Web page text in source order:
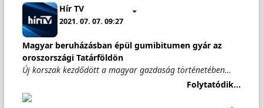
Hír TV
2021. 07. 07. 09:27
Magyar beruházásban épül gumibitumen gyár az
oroszországi Tatárföldön
Új korszak kezdődött a magyar gazdaság történetében…
Folytatódik...